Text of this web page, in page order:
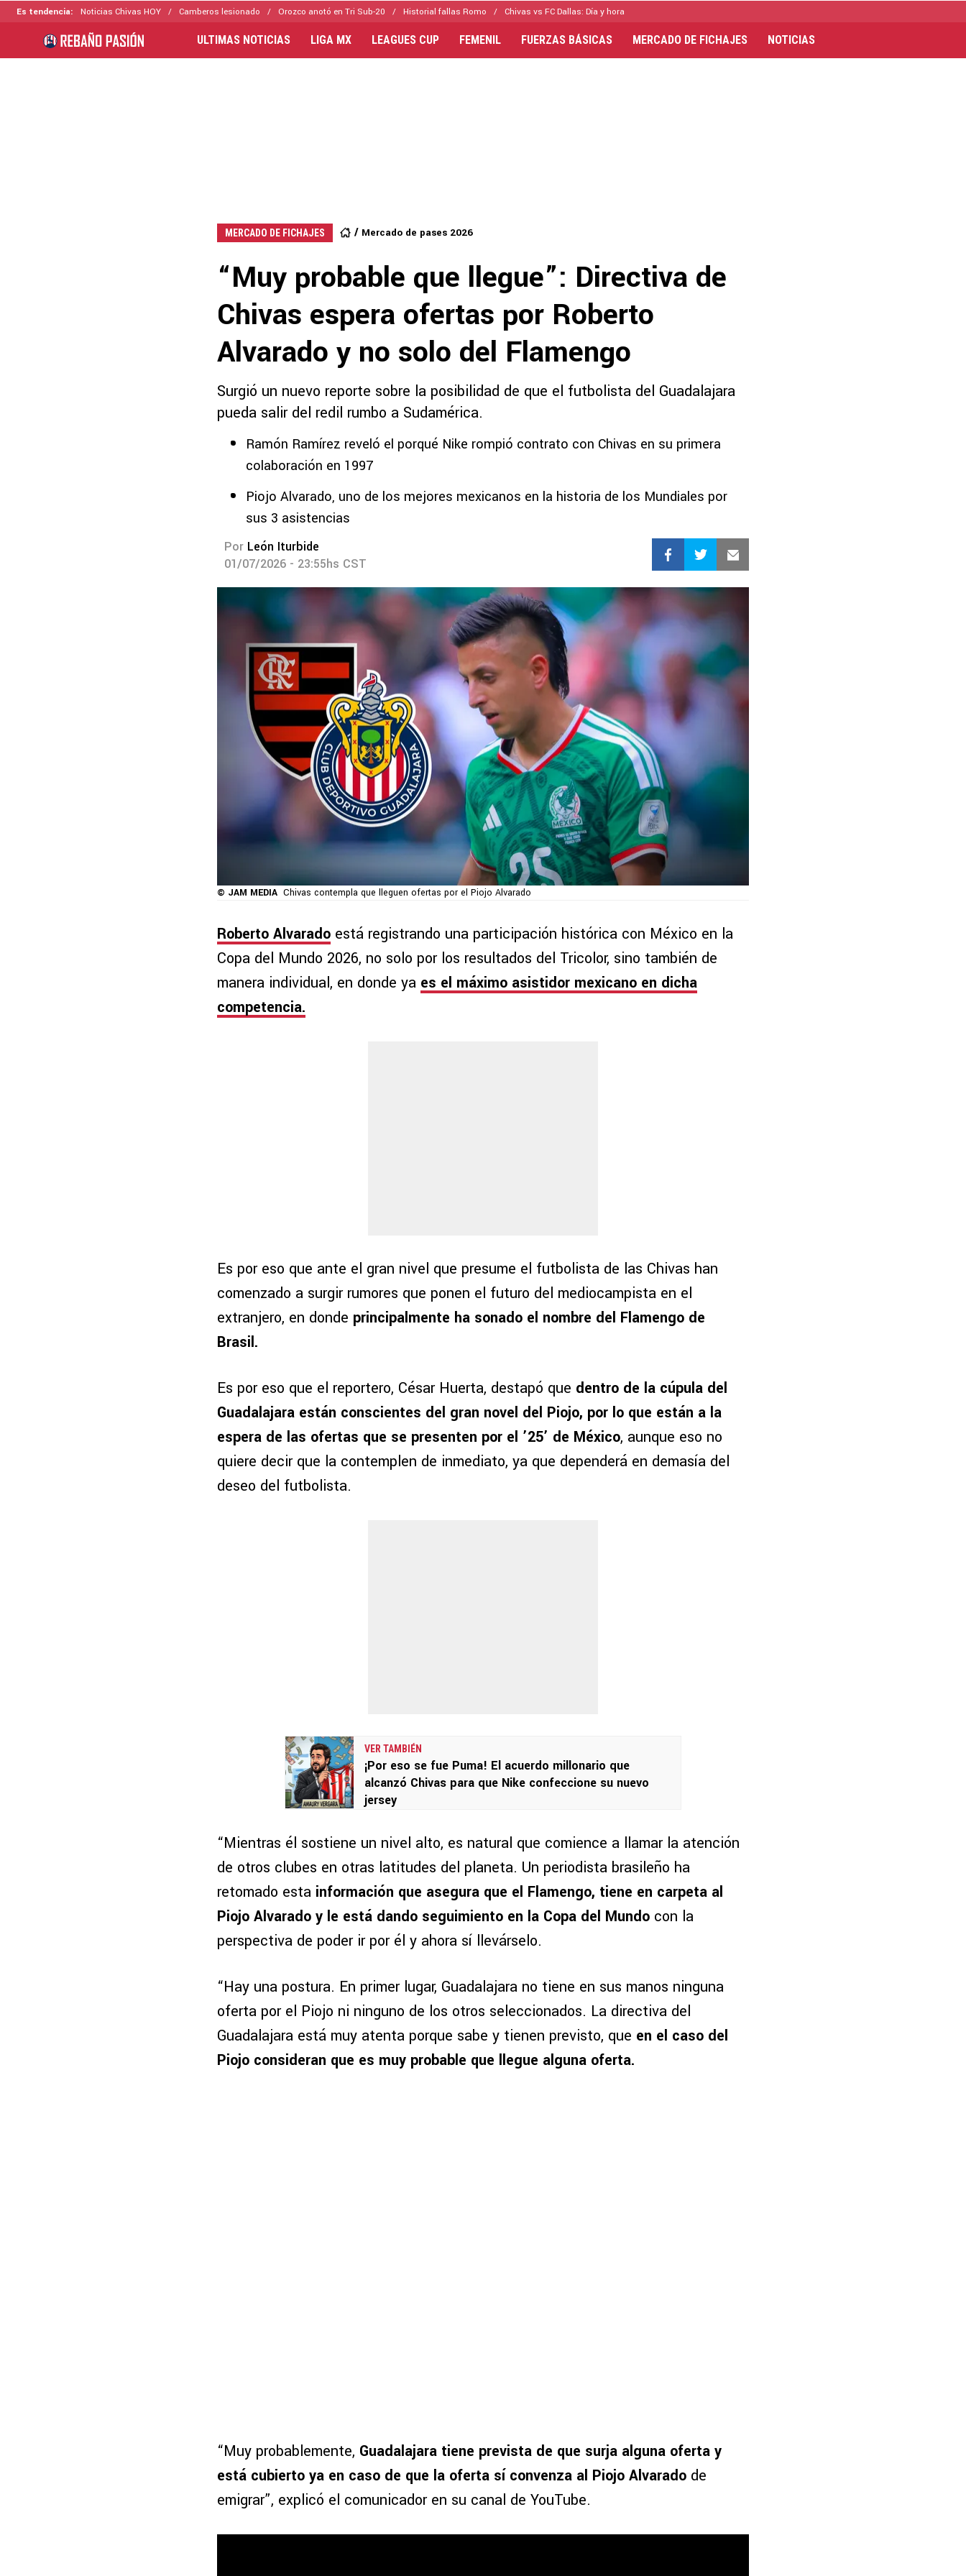
Es tendencia: Noticias Chivas HOY Camberos lesionado Orozco anotó en Tri Sub-20 Historial fallas Romo Chivas vs FC Dallas: Día y hora
ULTIMAS NOTICIAS LIGA MX LEAGUES CUP FEMENIL FUERZAS BÁSICAS MERCADO DE FICHAJES NOTICIAS
MERCADO DE FICHAJES Mercado de pases 2026
“Muy probable que llegue”: Directiva de
Chivas espera ofertas por Roberto
Alvarado y no solo del Flamengo
Surgió un nuevo reporte sobre la posibilidad de que el futbolista del Guadalajara
pueda salir del redil rumbo a Sudamérica.
Ramón Ramírez reveló el porqué Nike rompió contrato con Chivas en su primera
colaboración en 1997
Piojo Alvarado, uno de los mejores mexicanos en la historia de los Mundiales por
sus 3 asistencias
Por León Iturbide
01/07/2026 - 23:55hs CST
© JAM MEDIA Chivas contempla que lleguen ofertas por el Piojo Alvarado
Roberto Alvarado está registrando una participación histórica con México en la
Copa del Mundo 2026, no solo por los resultados del Tricolor, sino también de
manera individual, en donde ya es el máximo asistidor mexicano en dicha
competencia.
Es por eso que ante el gran nivel que presume el futbolista de las Chivas han
comenzado a surgir rumores que ponen el futuro del mediocampista en el
extranjero, en donde principalmente ha sonado el nombre del Flamengo de
Brasil.
Es por eso que el reportero, César Huerta, destapó que dentro de la cúpula del
Guadalajara están conscientes del gran novel del Piojo, por lo que están a la
espera de las ofertas que se presenten por el ’25’ de México, aunque eso no
quiere decir que la contemplen de inmediato, ya que dependerá en demasía del
deseo del futbolista.
VER TAMBIÉN
¡Por eso se fue Puma! El acuerdo millonario que
alcanzó Chivas para que Nike confeccione su nuevo
jersey
“Mientras él sostiene un nivel alto, es natural que comience a llamar la atención
de otros clubes en otras latitudes del planeta. Un periodista brasileño ha
retomado esta información que asegura que el Flamengo, tiene en carpeta al
Piojo Alvarado y le está dando seguimiento en la Copa del Mundo con la
perspectiva de poder ir por él y ahora sí llevárselo.
“Hay una postura. En primer lugar, Guadalajara no tiene en sus manos ninguna
oferta por el Piojo ni ninguno de los otros seleccionados. La directiva del
Guadalajara está muy atenta porque sabe y tienen previsto, que en el caso del
Piojo consideran que es muy probable que llegue alguna oferta.
“Muy probablemente, Guadalajara tiene prevista de que surja alguna oferta y
está cubierto ya en caso de que la oferta sí convenza al Piojo Alvarado de
emigrar”, explicó el comunicador en su canal de YouTube.